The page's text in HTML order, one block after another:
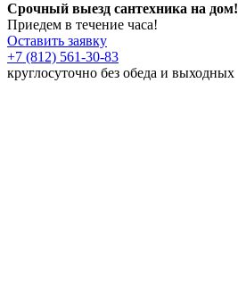
Срочный выезд сантехника на дом!
Приедем в течение часа!
Оставить заявку
+7 (812) 561-30-83
круглосуточно без обеда и выходных